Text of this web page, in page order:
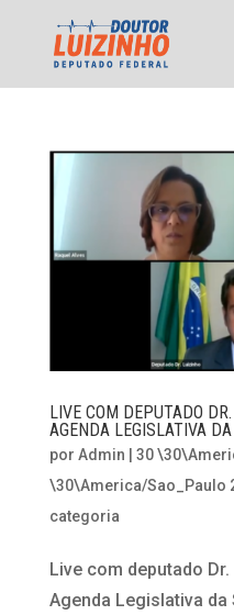
LIVE COM DEPUTADO
AGENDA LEGISLATIVA
por Admin
30
\30\America/Sao_Paulo
categoria
Live com deputado
Agenda Legislativa